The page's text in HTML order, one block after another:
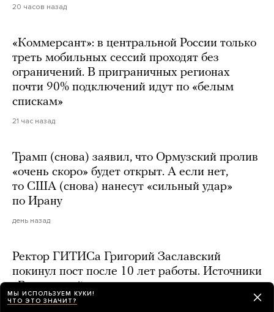
20 часов назад
«Коммерсант»: в центральной России только
треть мобильных сессий проходят без
ограничений. В приграничных регионах
почти 90% подключений идут по «белым
спискам»
21 час назад
Трамп (снова) заявил, что Ормузский пролив
«очень скоро» будет открыт. А если нет,
то США (снова) нанесут «сильный удар»
по Ирану
день назад
Ректор ГИТИСа Григорий Заславский
покинул пост после 10 лет работы. Источники
«Ведомостей» говорят, что в отношении него
начали проверку
МЫ ИСПОЛЬЗУЕМ КУКИ!
ЧТО ЭТО ЗНАЧИТ?